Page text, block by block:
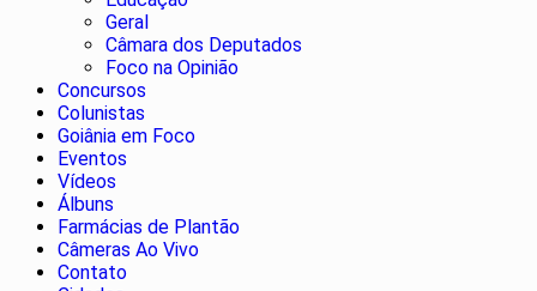
Geral
Câmara dos Deputados
Foco na Opinião
Concursos
Colunistas
Goiânia em Foco
Eventos
Vídeos
Álbuns
Farmácias de Plantão
Câmeras Ao Vivo
Contato